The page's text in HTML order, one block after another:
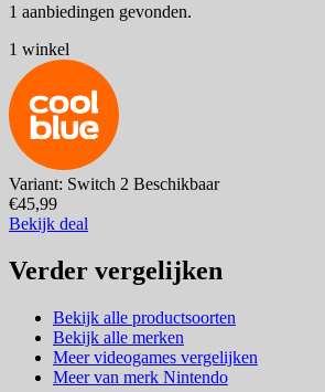
1 aanbiedingen gevonden.
1 winkel
Variant: Switch 2 Beschikbaar
€45,99
Bekijk deal
Verder vergelijken
Bekijk alle productsoorten
Bekijk alle merken
Meer videogames vergelijken
Meer van merk Nintendo